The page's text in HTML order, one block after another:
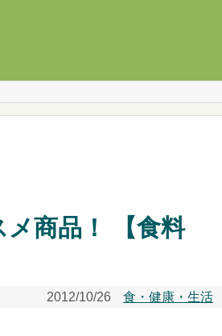
商品！ 【食料
2012/10/26 食・健康・生活